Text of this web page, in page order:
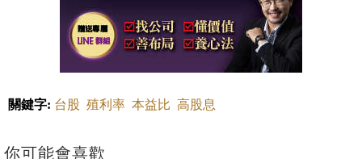
關鍵字: 台股 殖利率 本益比 高股息
你可能會喜歡